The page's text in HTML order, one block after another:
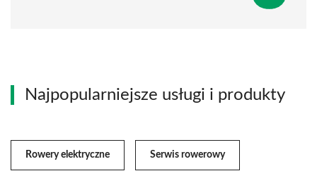
Najpopularniejsze usługi i produkty
Rowery elektryczne Serwis rowerowy